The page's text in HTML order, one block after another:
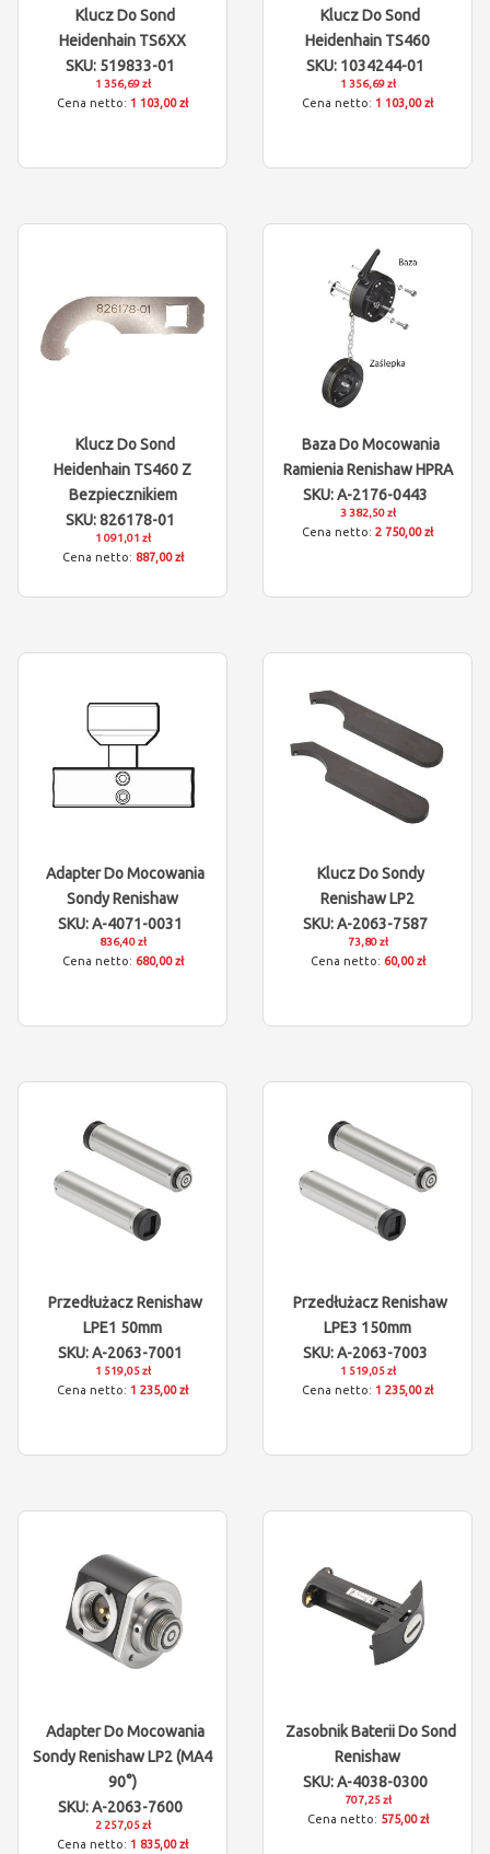
Klucz Do Sond
Heidenhain TS6XX
SKU: 519833-01
1 356,69 zł
1 103,00 zł
Klucz Do Sond
Heidenhain TS460
SKU: 1034244-01
1 356,69 zł
1 103,00 zł
Klucz Do Sond
Heidenhain TS460 Z
Bezpiecznikiem
SKU: 826178-01
1 091,01 zł
887,00 zł
Baza Do Mocowania
Ramienia Renishaw HPRA
SKU: A-2176-0443
3 382,50 zł
2 750,00 zł
Adapter Do Mocowania
Sondy Renishaw
SKU: A-4071-0031
836,40 zł
680,00 zł
Klucz Do Sondy
Renishaw LP2
SKU: A-2063-7587
73,80 zł
60,00 zł
Przedłużacz Renishaw
LPE1 50mm
SKU: A-2063-7001
1 519,05 zł
1 235,00 zł
Przedłużacz Renishaw
LPE3 150mm
SKU: A-2063-7003
1 519,05 zł
1 235,00 zł
Adapter Do Mocowania
Sondy Renishaw LP2 (MA4
90°)
SKU: A-2063-7600
2 257,05 zł
1 835,00 zł
Zasobnik Baterii Do Sond
Renishaw
SKU: A-4038-0300
707,25 zł
575,00 zł